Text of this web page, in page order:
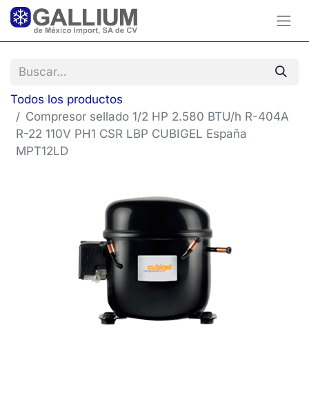
Todos los productos
Compresor sellado 1/2 HP 2.580 BTU/h R-404A
R-22 110V PH1 CSR LBP CUBIGEL España
MPT12LD